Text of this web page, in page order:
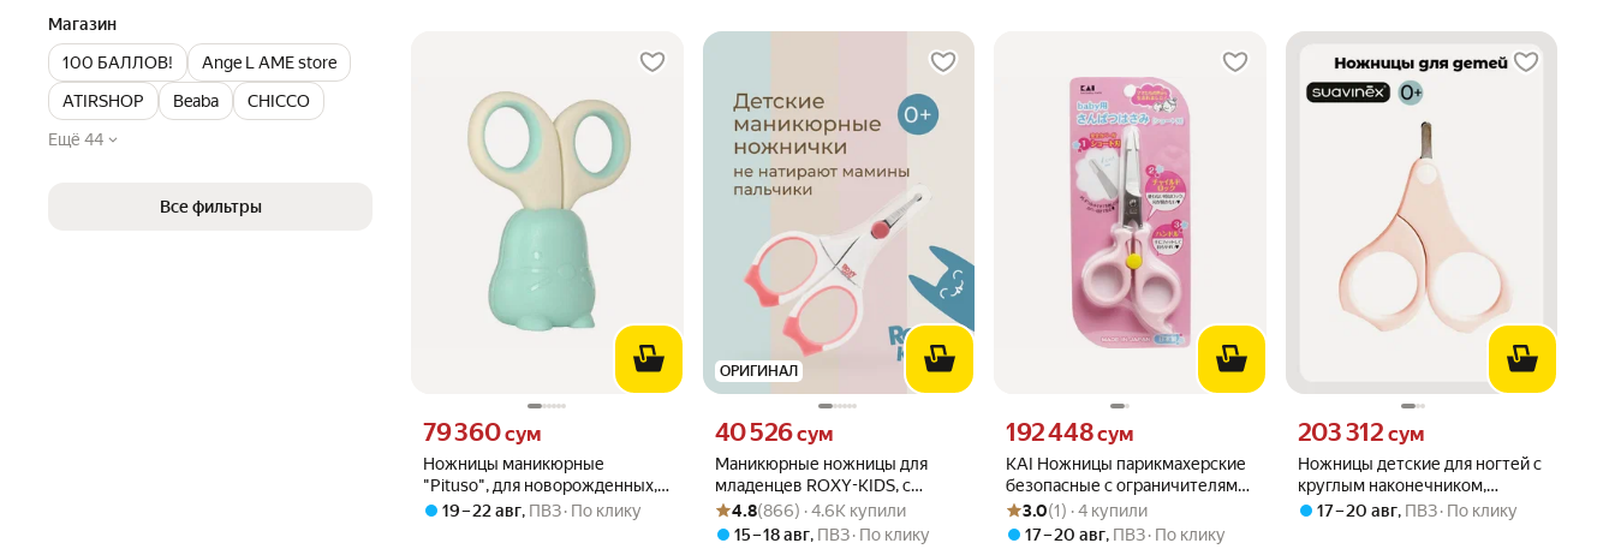
Магазин
100 БАЛЛОВ!
Ange L AME store
ATIRSHOP
Beaba
CHICCO
Ещё 44
Все фильтры
Ножницы маникюрные
"Pituso", для новорожденных, с
защитным колпачком,
Цена 79360 сум вместо
79 360сум
19 – 22 авг, ПВЗ По клику
ОРИГИНАЛ
Маникюрные ножницы для
младенцев ROXY-KIDS, с
колпачком, нержавеющая
сталь, розовые
Цена 40526 сум вместо
40 526сум
Рейтинг товара: 4.8 из 5
Оценок: (866) · 4.6K купили
4.8(866) · 4.6K купили
15 – 18 авг, ПВЗ По клику
KAI Ножницы парикмахерские
безопасные с ограничителями
для детей розовые
Цена 192448 сум вместо
192 448сум
Рейтинг товара: 3.0 из 5
Оценок: (1) · 4 купили
3.0(1) · 4 купили
17 – 20 авг, ПВЗ По клику
Ножницы детские для ногтей с
круглым наконечником,
безопасные ножницы для
Цена 203312 сум вместо
203 312 сум
17 – 20 авг, ПВЗ По клику